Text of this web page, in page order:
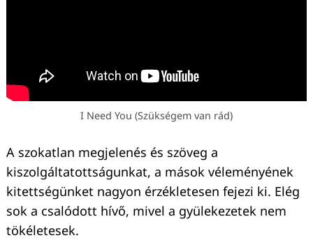
I Need You (Szükségem van rád)
A szokatlan megjelenés és szöveg a
kiszolgáltatottságunkat, a mások véleményének
kitettségünket nagyon érzékletesen fejezi ki. Elég
sok a csalódott hívő, mivel a gyülekezetek nem
tökéletesek.